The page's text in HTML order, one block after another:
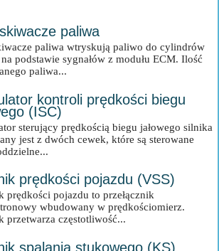
paliwa
paliwa wtryskują paliwo do cylindrów
podstawie sygnałów z modułu ECM. Ilość
paliwa...
kontroli prędkości biegu
(ISC)
sterujący prędkością biegu jałowego silnika
jest z dwóch cewek, które są sterowane
prędkości pojazdu (VSS)
prędkości pojazdu to przełącznik
wbudowany w prędkościomierz.
przetwarza częstotliwość...
spalania stukowego (KS)